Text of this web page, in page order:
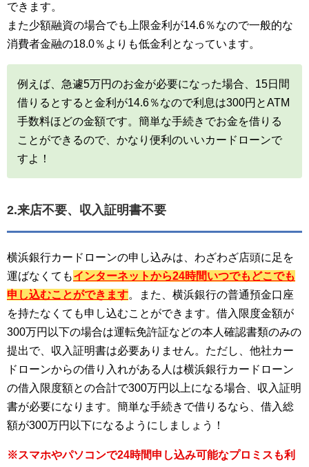
できます。
また少額融資の場合でも上限金利が14.6％なので一般的な
消費者金融の18.0％よりも低金利となっています。
例えば、急遽5万円のお金が必要になった場合、15日間
借りるとすると金利が14.6％なので利息は300円とATM
手数料ほどの金額です。簡単な手続きでお金を借りる
ことができるので、かなり便利のいいカードローンで
すよ！
2.来店不要、収入証明書不要
横浜銀行カードローンの申し込みは、わざわざ店頭に足を
運ばなくてもインターネットから24時間いつでもどこでも
申し込むことができます。また、横浜銀行の普通預金口座
を持たなくても申し込むことができます。借入限度金額が
300万円以下の場合は運転免許証などの本人確認書類のみの
提出で、収入証明書は必要ありません。ただし、他社カー
ドローンからの借り入れがある人は横浜銀行カードローン
の借入限度額との合計で300万円以上になる場合、収入証明
書が必要になります。簡単な手続きで借りるなら、借入総
額が300万円以下になるようにしましょう！
※スマホやパソコンで24時間申し込み可能なプロミスも利